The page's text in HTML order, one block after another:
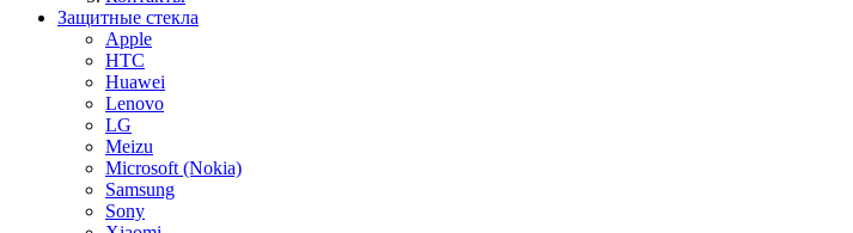
Защитные стекла
Apple
HTC
Huawei
Lenovo
LG
Meizu
Microsoft (Nokia)
Samsung
Sony